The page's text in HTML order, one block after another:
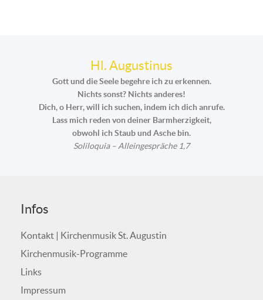
Hl. Augustinus
Gott und die Seele begehre ich zu erkennen.
Nichts sonst? Nichts anderes!
Dich, o Herr, will ich suchen, indem ich dich anrufe.
Lass mich reden von deiner Barmherzigkeit,
obwohl ich Staub und Asche bin.
Soliloquia – Alleingespräche 1,7
Infos
Kontakt | Kirchenmusik St. Augustin
Kirchenmusik-Programme
Links
Impressum